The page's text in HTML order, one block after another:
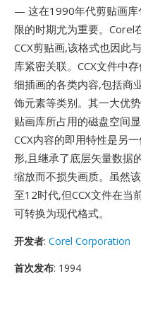
— 这在1990年代剪贴画库
限的时期尤为重要。Corel
CCX剪贴画,该格式也因此
库紧密关联。CCX文件中
细插画的各类内容,包括商
饰元素等类别。其一大优
贴画库所占用的磁盘空间
CCX内容的即用特性是另
形,且继承了底层矢量数据
缩放而不损失画质。虽然
至12时代,但CCX文件在当
可转换为现代格式。
开发者: Corel Corporation
首次发布: 1994